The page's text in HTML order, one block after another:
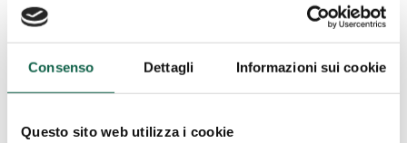
Consenso Dettagli Informazioni sui cookie
Questo sito web utilizza i cookie
Farmacia Corso Roma
Farmacia